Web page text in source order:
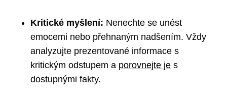
Kritické myšlení: Nenechte se unést
emocemi nebo přehnaným nadšením. Vždy
analyzujte prezentované informace s
kritickým odstupem a porovnejte je s
dostupnými fakty.